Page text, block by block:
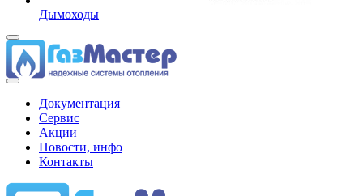
Дымоходы
Документация
Сервис
Акции
Новости, инфо
Контакты